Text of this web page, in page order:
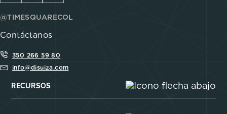
@TIMESQUARECOL
Contáctanos
350 266 59 80
info@disuiza.com
RECURSOS